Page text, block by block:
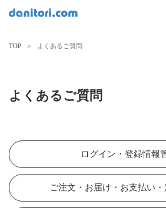
TOP よくあるご質問
よくあるご質問
ログイン・登録情報
ご注文・お届け・お支払い